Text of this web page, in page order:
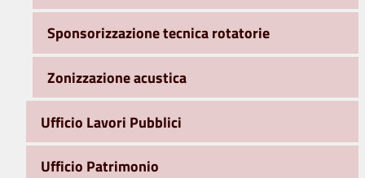
Sponsorizzazione tecnica rotatorie
Zonizzazione acustica
Ufficio Lavori Pubblici
Ufficio Patrimonio